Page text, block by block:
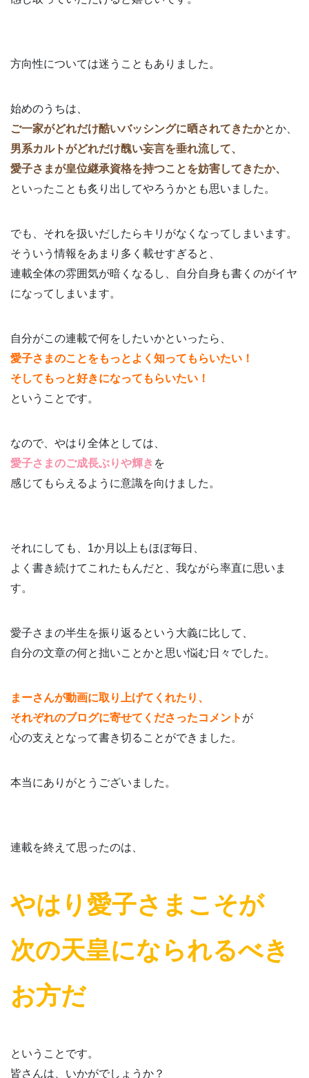
方向性については迷うこともありました。
始めのうちは、
ご一家がどれだけ酷いバッシングに晒されてきたかとか、
男系カルトがどれだけ醜い妄言を垂れ流して、
愛子さまが皇位継承資格を持つことを妨害してきたか、
といったことも炙り出してやろうかとも思いました。
でも、それを扱いだしたらキリがなくなってしまいます。
そういう情報をあまり多く載せすぎると、
連載全体の雰囲気が暗くなるし、自分自身も書くのがイヤ
になってしまいます。
自分がこの連載で何をしたいかといったら、
愛子さまのことをもっとよく知ってもらいたい！
そしてもっと好きになってもらいたい！
ということです。
なので、やはり全体としては、
愛子さまのご成長ぶりや輝き を
感じてもらえるように意識を向けました。
それにしても、1か月以上もほぼ毎日、
よく書き続けてこれたもんだと、我ながら率直に思いま
す。
愛子さまの半生を振り返るという大義に比して、
自分の文章の何と拙いことかと思い悩む日々でした。
まーさんが動画に取り上げてくれたり、
それぞれのブログに寄せてくださったコメント が
心の支えとなって書き切ることができました。
本当にありがとうございました。
連載を終えて思ったのは、
やはり愛子さまこそが
次の天皇になられるべき
お方だ
ということです。
皆さんは、いかがでしょうか？